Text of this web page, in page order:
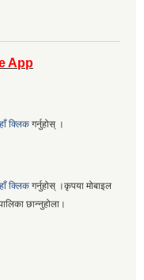
App
क्लिक गर्नुहोस् ।
क्लिक गर्नुहोस् ।कृपया मोबाइल
छान्नुहोला।